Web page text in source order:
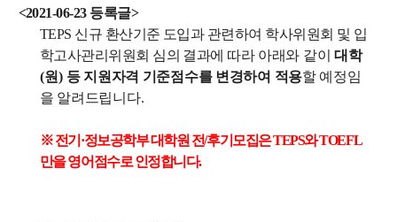
교수
전임교수
객원교수
명예교수 및 전직교수
역대학부장
연구실
연구소
<2021-06-23 등록글>
TEPS 신규 환산기준 도입과 관련하여 학사위원회 및 입
학고사관리위원회 심의 결과에 따라 아래와 같이대학
(원) 등 지원자격 기준점수를 변경하여 적용할 예정임
을 알려드립니다.
※ 전기·정보공학부 대학원 전/후기모집은 TEPS와 TOEFL
만을 영어점수로 인정합니다.